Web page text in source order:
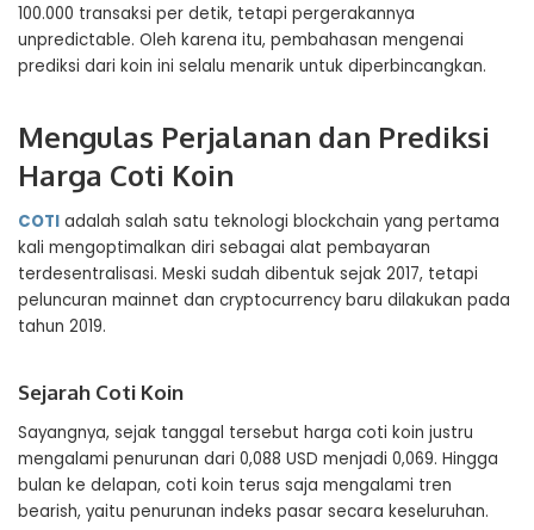
100.000 transaksi per detik, tetapi pergerakannya
unpredictable. Oleh karena itu, pembahasan mengenai
prediksi dari koin ini selalu menarik untuk diperbincangkan.
Mengulas Perjalanan dan Prediksi
Harga Coti Koin
COTI adalah salah satu teknologi blockchain yang pertama
kali mengoptimalkan diri sebagai alat pembayaran
terdesentralisasi. Meski sudah dibentuk sejak 2017, tetapi
peluncuran mainnet dan cryptocurrency baru dilakukan pada
tahun 2019.
Sejarah Coti Koin
Sayangnya, sejak tanggal tersebut harga coti koin justru
mengalami penurunan dari 0,088 USD menjadi 0,069. Hingga
bulan ke delapan, coti koin terus saja mengalami tren
bearish, yaitu penurunan indeks pasar secara keseluruhan.